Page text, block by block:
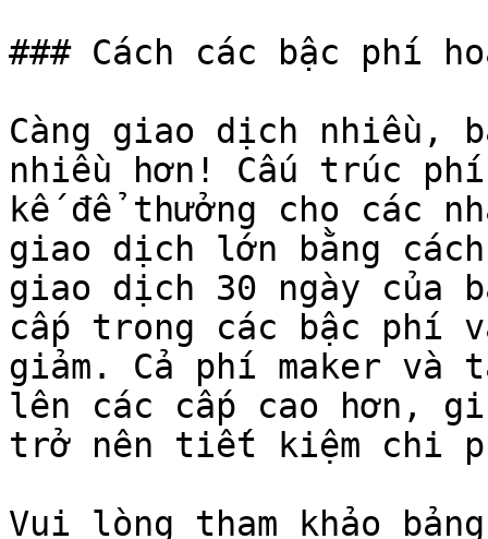
### Cách các bậc phí
Càng giao dịch nhiều,
nhiều hơn! Cấu trúc
kế để thưởng cho các
giao dịch lớn bằng
giao dịch 30 ngày của
cấp trong các bậc phí
giảm. Cả phí maker và
lên các cấp cao hơn,
trở nên tiết kiệm chi
Vui lòng tham khảo